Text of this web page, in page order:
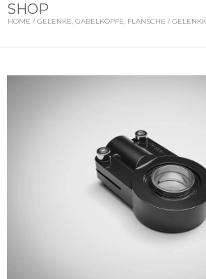
SHOP
HOME /GELENKE, GABELKÖPFE, FLANSCHE /